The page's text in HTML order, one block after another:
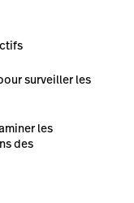
surveiller les
les
des